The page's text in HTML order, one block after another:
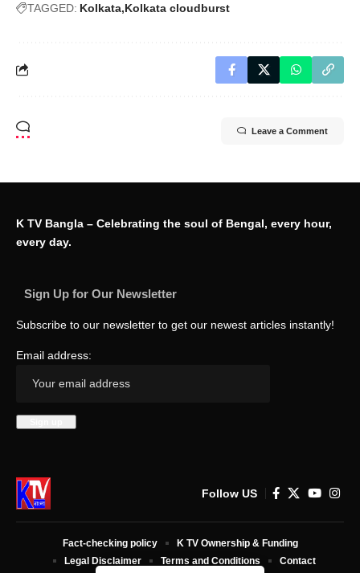
TAGGED: Kolkata Kolkata cloudburst
Leave a Comment
K TV Bangla – Celebrating the soul of Bengal, every hour,
every day.
Sign Up for Our Newsletter
Subscribe to our newsletter to get our newest articles instantly!
Email address:
Follow US
Fact-checking policy
K TV Ownership & Funding
Legal Disclaimer
Terms and Conditions Contact